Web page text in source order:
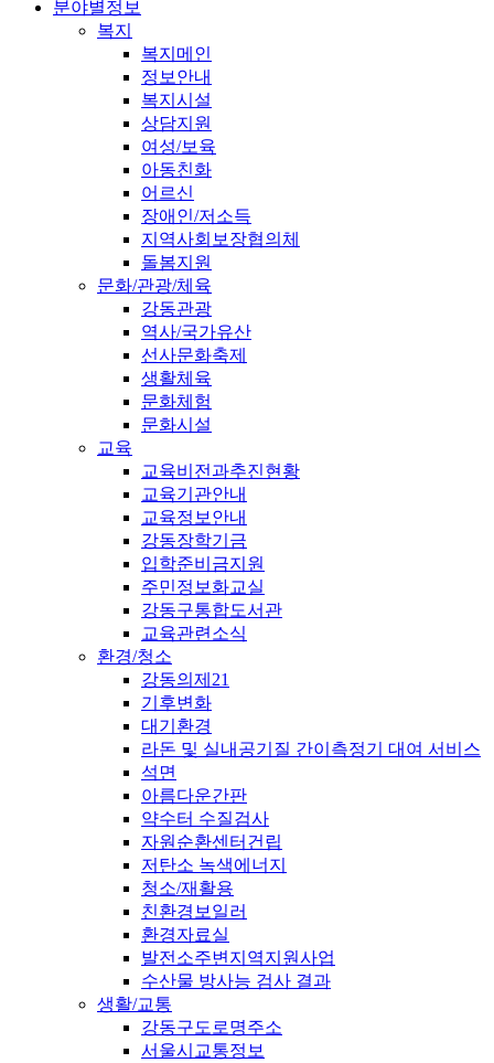
분야별정보
복지
복지메인
정보안내
복지시설
상담지원
여성/보육
아동친화
어르신
장애인/저소득
지역사회보장협의체
돌봄지원
문화/관광/체육
강동관광
역사/국가유산
선사문화축제
생활체육
문화체험
문화시설
교육
교육비전과추진현황
교육기관안내
교육정보안내
강동장학기금
입학준비금지원
주민정보화교실
강동구통합도서관
교육관련소식
환경/청소
강동의제21
기후변화
대기환경
라돈 및 실내공기질 간이측정기 대여 서비스
석면
아름다운간판
약수터 수질검사
자원순환센터건립
저탄소 녹색에너지
청소/재활용
친환경보일러
환경자료실
발전소주변지역지원사업
수산물 방사능 검사 결과
생활/교통
강동구도로명주소
서울시교통정보